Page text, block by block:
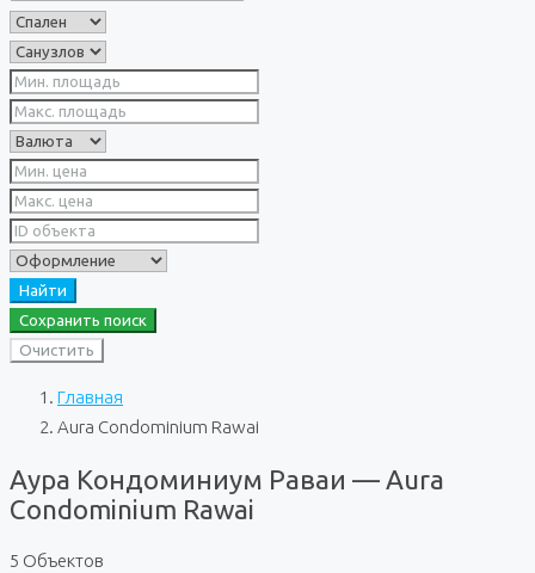
Найти
Сохранить поиск
Очистить
Главная
Aura Condominium Rawai
Аура Кондоминиум Раваи — Aura
Condominium Rawai
5 Объектов